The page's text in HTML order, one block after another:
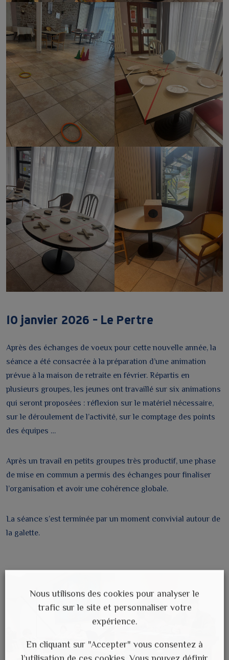
10 janvier 2026 – Le Pertre
Après des échanges de voeux pour cette nouvelle année, la
séance a été consacrée à la préparation d’une animation
prévue à la maison de retraite en février. Répartis en
plusieurs groupes, les jeunes ont travaillé sur six animations
qui seront proposées : réflexion sur le matériel nécessaire,
sur le déroulement de l’activité, sur le comptage des points
des équipes …
Après un travail en petits groupes très productif, une phase
de mise en commun a permis des échanges pour finaliser
l’organisation et avoir une cohérence globale.
La séance s’est terminée par un moment convivial autour de
la galette.
Nous utilisons des cookies pour analyser le
trafic sur le site et personnaliser votre
expérience.
En cliquant sur "Accepter" vous consentez à